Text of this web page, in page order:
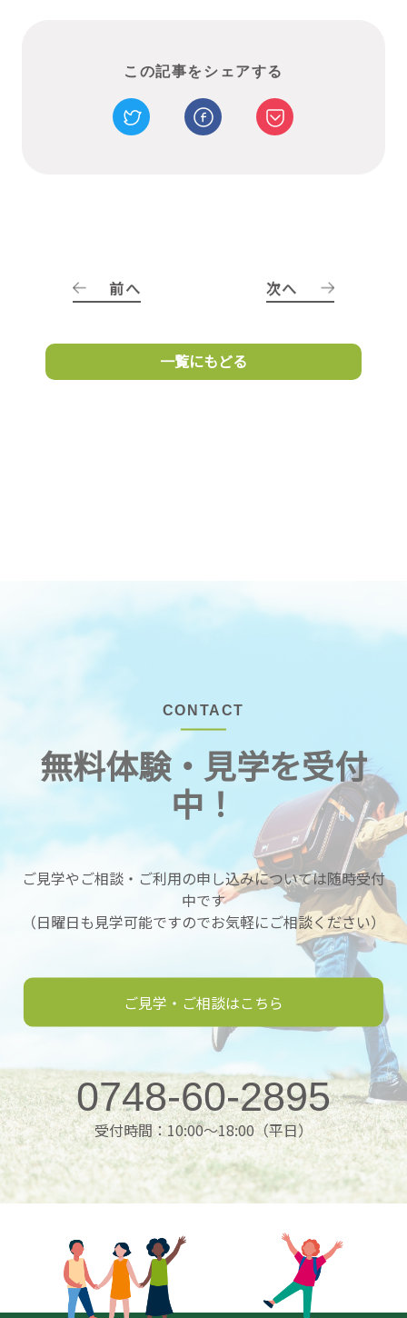
この記事をシェアする
前へ
一覧にもどる
次へ
CONTACT
無料体験・見学を受付
中！
ご見学やご相談・ご利用の申し込みについては随時受付
中です
（日曜日も見学可能ですのでお気軽にご相談ください）
ご見学・ご相談はこちら
0748-60-2895